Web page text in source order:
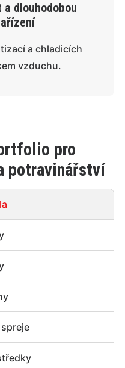
dlouhodobou
a chladicích
vzduchu.
pro
potravinářství